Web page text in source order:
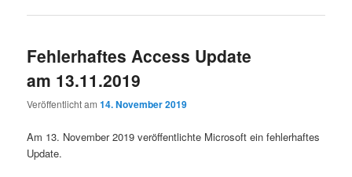
Fehlerhaftes Access Update
am 13.11.2019
Veröffentlicht am14. November 2019
Am 13. November 2019 veröffentlichte Microsoft ein fehlerhaftes
Update.